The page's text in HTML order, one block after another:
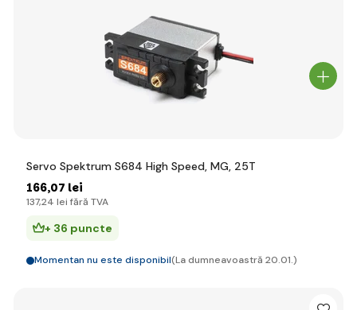
Servo Spektrum S684 High Speed, MG, 25T
166,07 lei
137,24 lei fără TVA
+ 36 puncte
Momentan nu este disponibil(La dumneavoastră 20.01.)